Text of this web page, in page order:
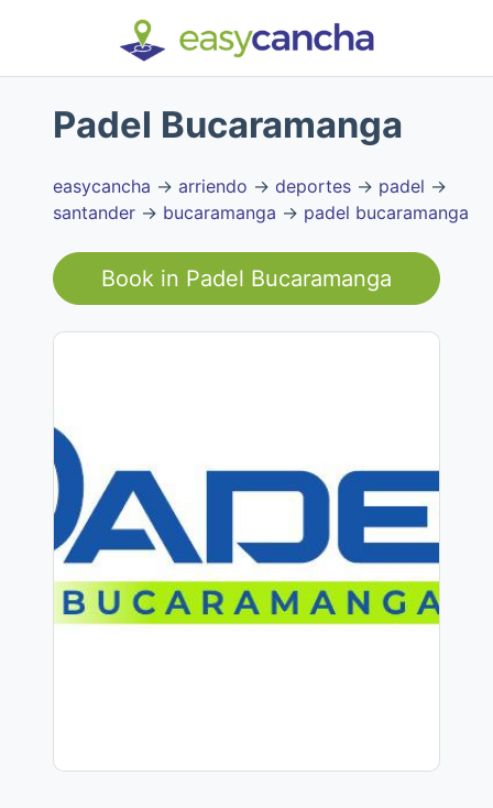
Padel Bucaramanga
easycancha → arriendo → deportes → padel →
santander → bucaramanga → padel bucaramanga
Book in Padel Bucaramanga